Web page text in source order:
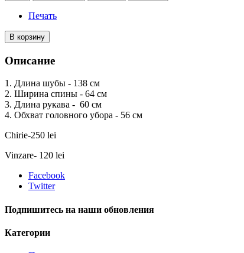
Печать
В корзину
Описание
1. Длина шубы - 138 см
2. Ширина спины - 64 см
3. Длина рукава - 60 см
4. Обхват головного убора - 56 см
Chirie-250 lei
Vinzare- 120 lei
Facebook
Twitter
Подпишитесь на наши обновления
Категории